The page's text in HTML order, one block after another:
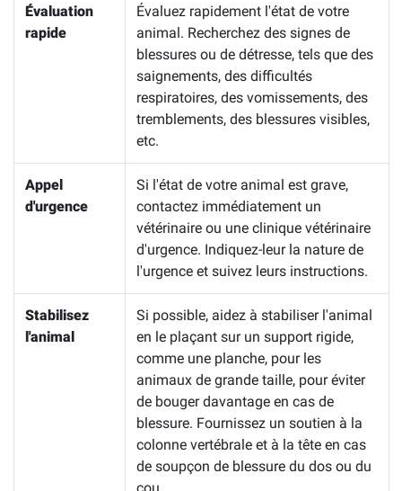
Évaluation
rapide
Évaluez rapidement l'état de votre
animal. Recherchez des signes de
blessures ou de détresse, tels que des
saignements, des difficultés
respiratoires, des vomissements, des
tremblements, des blessures visibles,
etc.
Appel
d'urgence
Si l'état de votre animal est grave,
contactez immédiatement un
vétérinaire ou une clinique vétérinaire
d'urgence. Indiquez-leur la nature de
l'urgence et suivez leurs instructions.
Stabilisez
l'animal
Si possible, aidez à stabiliser l'animal
en le plaçant sur un support rigide,
comme une planche, pour les
animaux de grande taille, pour éviter
de bouger davantage en cas de
blessure. Fournissez un soutien à la
colonne vertébrale et à la tête en cas
de soupçon de blessure du dos ou du